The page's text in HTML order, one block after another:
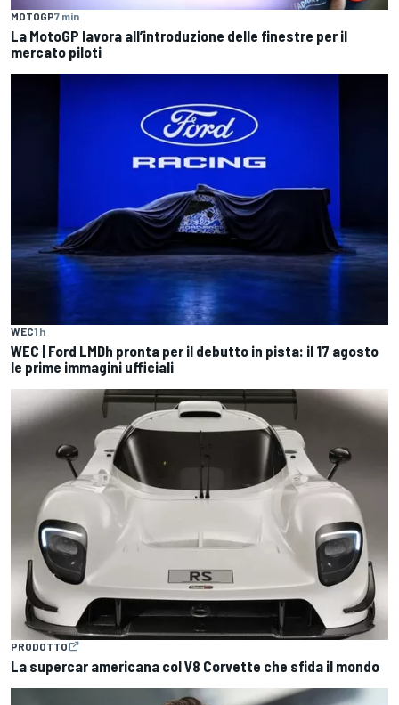
MOTOGP7 min
La MotoGP lavora all’introduzione delle finestre per il
mercato piloti
WEC1 h
WEC | Ford LMDh pronta per il debutto in pista: il 17 agosto
le prime immagini ufficiali
PRODOTTO
La supercar americana col V8 Corvette che sfida il mondo